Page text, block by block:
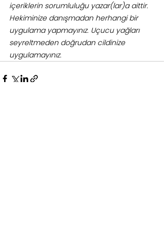
içeriklerin sorumluluğu yazar(lar)a aittir.
Hekiminize danışmadan herhangi bir
uygulama yapmayınız. Uçucu yağları
seyreltmeden doğrudan cildinize
uygulamayınız.